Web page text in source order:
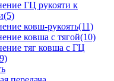
ГЦ рукояти к
ковш-рукоять(11)
ковша с тягой(10)
тяг ковша с ГЦ